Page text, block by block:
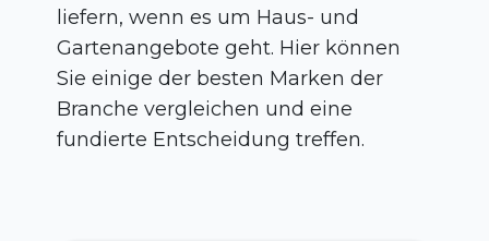
liefern, wenn es um Haus- und
Gartenangebote geht. Hier können
Sie einige der besten Marken der
Branche vergleichen und eine
fundierte Entscheidung treffen.